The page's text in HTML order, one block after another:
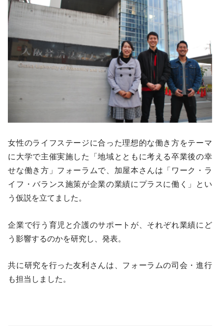
女性のライフステージに合った理想的な働き方をテーマ
に大学で主催実施した「地域とともに考える卒業後の幸
せな働き方」フォーラムで、加屋本さんは「ワーク・ラ
イフ・バランス施策が企業の業績にプラスに働く」とい
う仮説を立てました。
企業で行う育児と介護のサポートが、それぞれ業績にど
う影響するのかを研究し、発表。
共に研究を行った友利さんは、フォーラムの司会・進行
も担当しました。